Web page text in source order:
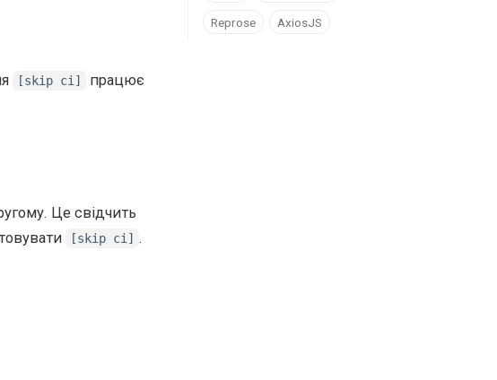
[skip ci]
працює
Це свідчить
[skip ci] .
Reprose AxiosJS